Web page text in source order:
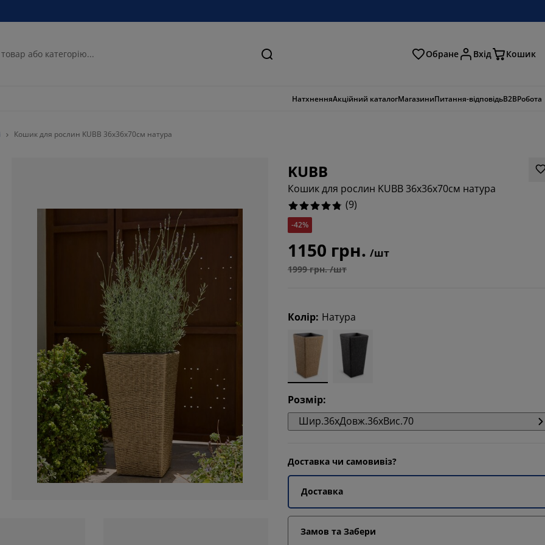
Пошук Обране Вхід Кошик
НатхненняАкційний каталогМагазиниПитання-відповідьB2BРобота
Кошик для рослин KUBB 36x36x70см натура
KUBB
Кошик для рослин KUBB 36x36x70см натура
(9)
-42%
1150 грн. /шт
1999 грн. /шт
Колір: Натура
Розмір:
Шир.36xДовж.36xВис.70
Доставка чи самовивіз?
Доставка
Замов та Забери
77.77777777777779%
22.22222222222222%